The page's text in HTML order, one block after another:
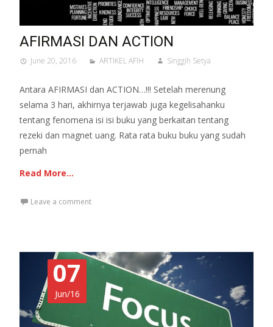
AFIRMASI DAN ACTION
June 20, 2016 ARTIKEL AFIH Singgih Setya
Antara AFIRMASI dan ACTION…!!! Setelah merenung
selama 3 hari, akhirnya terjawab juga kegelisahanku
tentang fenomena isi isi buku yang berkaitan tentang
rezeki dan magnet uang. Rata rata buku buku yang sudah
pernah
Read More…
Leave a comment
07
Jun/16